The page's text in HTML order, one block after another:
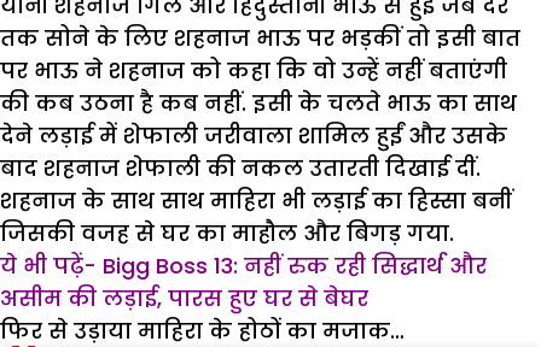
तक सोने के लिए शहनाज भाऊ पर भड़कीं तो इसी बात
पर भाऊ ने शहनाज को कहा कि वो उन्हें नहीं बताएंगी
की कब उठना है कब नहीं. इसी के चलते भाऊ का साथ
देने लड़ाई में शेफाली जरीवाला शामिल हुईं और उसके
बाद शहनाज शेफाली की नकल उतारती दिखाई दीं.
शहनाज के साथ साथ माहिरा भी लड़ाई का हिस्सा बनीं
जिसकी वजह से घर का माहौल और बिगड़ गया.
ये भी पढ़ें- Bigg Boss 13: नहीं रुक रही सिद्धार्थ और
असीम की लड़ाई, पारस हुए घर से बेघर
फिर से उड़ाया माहिरा के होठों का मजाक…